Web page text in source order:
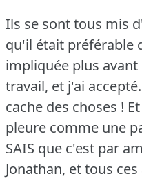
Ils se sont tous mis
qu'il était préférable
impliquée plus
travail, et j'ai accepté.
cache des choses !
pleure comme une
SAIS que c'est par
Jonathan, et tous